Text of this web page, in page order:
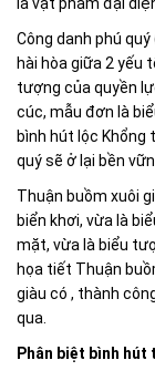
là vật phẩm đại
Công danh phú
hài hòa giữa 2 yếu
tượng của quyền
cúc, mẫu đơn là
bình hút lộc
quý sẽ ở lại bền
Thuận buồm xuôi
biển khơi, vừa là
mặt, vừa là biểu
họa tiết Thuận
giàu có , thành
qua.
Phân biệt bình